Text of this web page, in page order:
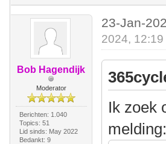
Bob Hagendijk
Moderator
Berichten: 1.040
Topics: 51
Lid sinds: May 2022
Bedankt: 9
23-Jan-
2024,
Ik zoek
melding: